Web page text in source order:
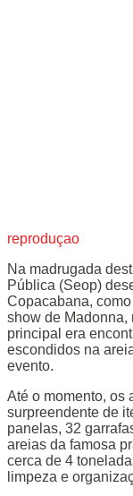
reproduçao
Na madrugada
Pública (Seop)
Copacabana,
show de Madonna,
principal era
escondidos na
evento.
Até o momento, os
surpreendente de
panelas, 32
areias da famosa
cerca de 4
limpeza e